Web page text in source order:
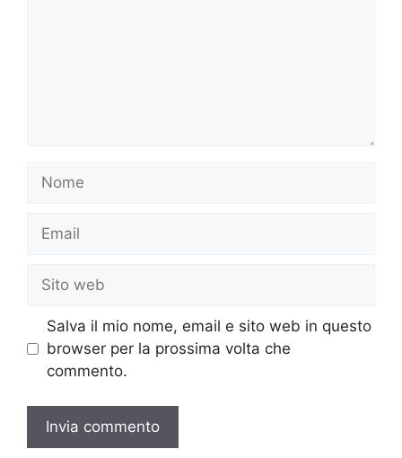
Nome
Email
Sito
web
Salva il mio nome, email e sito web in questo
browser per la prossima volta che
commento.